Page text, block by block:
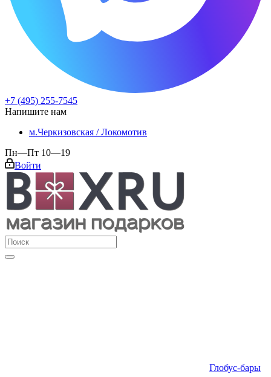
+7 (495) 255-7545
Напишите нам
м.Черкизовская / Локомотив
Пн—Пт 10—19
Войти
Глобус-бары